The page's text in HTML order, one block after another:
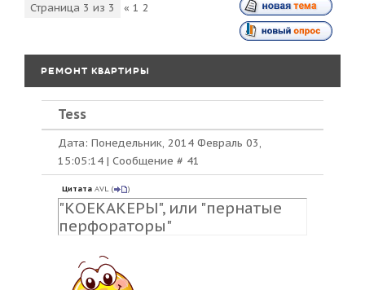
Страница 3 из 3 « 1 2
РЕМОНТ КВАРТИРЫ
Tess
Дата: Понедельник, 2014 Февраль 03,
15:05:14 | Сообщение # 41
Цитата AVL( )
"КОЕКАКЕРЫ", или "пернатые
перфораторы"